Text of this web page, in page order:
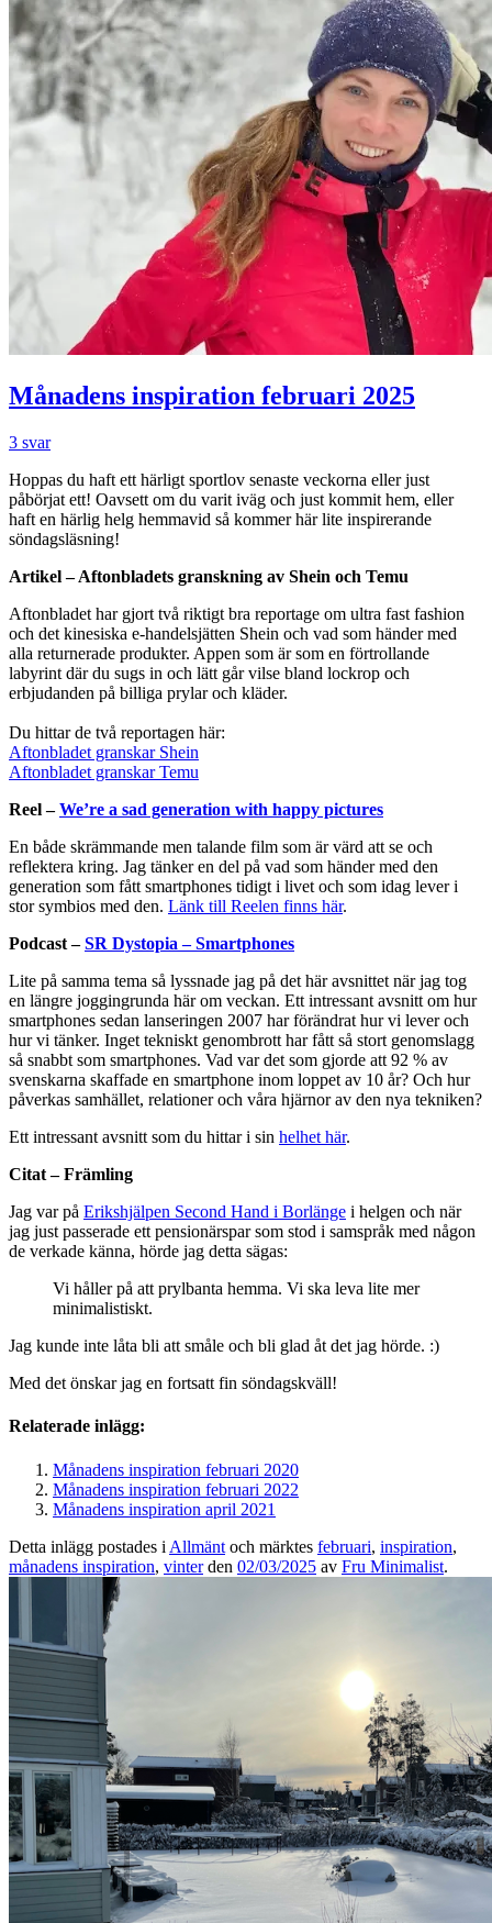
Månadens inspiration februari 2025
3 svar
Hoppas du haft ett härligt sportlov senaste veckorna eller just
påbörjat ett! Oavsett om du varit iväg och just kommit hem, eller
haft en härlig helg hemmavid så kommer här lite inspirerande
söndagsläsning!
Artikel – Aftonbladets granskning av Shein och Temu
Aftonbladet har gjort två riktigt bra reportage om ultra fast fashion
och det kinesiska e-handelsjätten Shein och vad som händer med
alla returnerade produkter. Appen som är som en förtrollande
labyrint där du sugs in och lätt går vilse bland lockrop och
erbjudanden på billiga prylar och kläder.
Du hittar de två reportagen här:
Aftonbladet granskar Shein
Aftonbladet granskar Temu
Reel –We’re a sad generation with happy pictures
En både skrämmande men talande film som är värd att se och
reflektera kring. Jag tänker en del på vad som händer med den
generation som fått smartphones tidigt i livet och som idag lever i
stor symbios med den. Länk till Reelen finns här.
Podcast –SR Dystopia – Smartphones
Lite på samma tema så lyssnade jag på det här avsnittet när jag tog
en längre joggingrunda här om veckan. Ett intressant avsnitt om hur
smartphones sedan lanseringen 2007 har förändrat hur vi lever och
hur vi tänker. Inget tekniskt genombrott har fått så stort genomslagg
så snabbt som smartphones. Vad var det som gjorde att 92 % av
svenskarna skaffade en smartphone inom loppet av 10 år? Och hur
påverkas samhället, relationer och våra hjärnor av den nya tekniken?
Ett intressant avsnitt som du hittar i sin helhet här.
Citat – Främling
Jag var på Erikshjälpen Second Hand i Borlänge i helgen och när
jag just passerade ett pensionärspar som stod i samspråk med någon
de verkade känna, hörde jag detta sägas:
Vi håller på att prylbanta hemma. Vi ska leva lite mer
minimalistiskt.
Jag kunde inte låta bli att småle och bli glad åt det jag hörde. :)
Med det önskar jag en fortsatt fin söndagskväll!
Relaterade inlägg:
Månadens inspiration februari 2020
Månadens inspiration februari 2022
Månadens inspiration april 2021
Detta inlägg postades i Allmänt och märktes februari, inspiration,
månadens inspiration, vinterden 02/03/2025 av Fru Minimalist.